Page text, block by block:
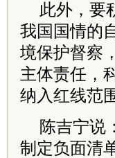
此外，要
我国国情的
境保护督察
主体责任，
纳入红线范
陈吉宁说
制定负面清